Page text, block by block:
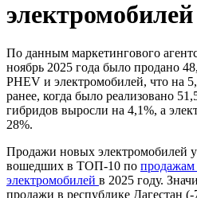
электромобилей
По данным маркетингового
ноябрь 2025 года было продано
PHEV и электромобилей, что на
ранее, когда было реализовано
гибридов выросли на 4,1%, а
28%.
Продажи новых электромобилей
вошедших в ТОП-10 по продажам
электромобилей в 2025 году.
продажи в республике Дагестан